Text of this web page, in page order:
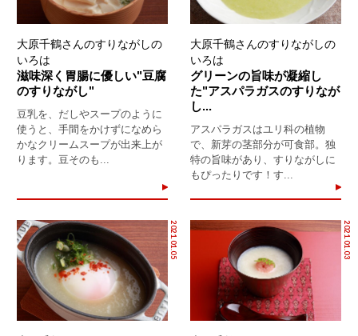
大原千鶴さんのすりながしの
いろは
滋味深く胃腸に優しい"豆腐
のすりながし"
豆乳を、だしやスープのように
使うと、手間をかけずになめら
かなクリームスープが出来上が
ります。豆そのも...
大原千鶴さんのすりながしの
いろは
グリーンの旨味が凝縮し
た"アスパラガスのすりなが
し...
アスパラガスはユリ科の植物
で、新芽の茎部分が可食部。独
特の旨味があり、すりながしに
もぴったりです！す...
2021.01.05 2021.01.03